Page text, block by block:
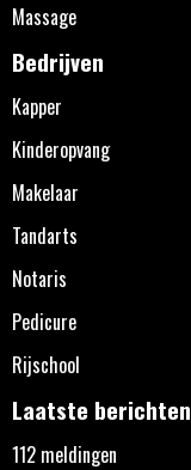
Massage
Bedrijven
Kapper
Kinderopvang
Makelaar
Tandarts
Notaris
Pedicure
Rijschool
Laatste berichten
112 meldingen